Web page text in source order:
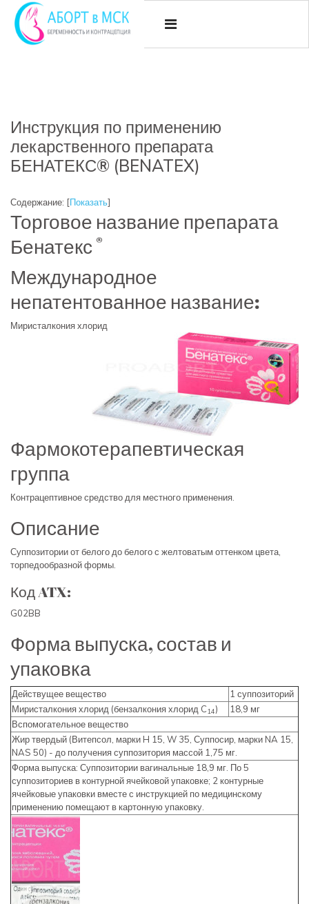
Инструкция по применению
лекарственного препарата
БЕНАТЕКС® (BENATEX)
Содержание: [Показать]
Торговое название препарата
Бенатекс ®
Международное
непатентованное название:
Миристалкония хлорид
Фармокотерапевтическая
группа
Контрацептивное средство для местного применения.
Описание
Суппозитории от белого до белого с желтоватым оттенком цвета,
торпедообразной формы.
Код ATX:
G02BB
Форма выпуска, состав и
упаковка
Действущее вещество
1 суппозиторий
Миристалкония хлорид (бензалкония хлорид C14)
18,9 мг
Вспомогательное вещество
Жир твердый (Витепсол, марки H 15, W 35, Суппосир, марки NA 15,
NAS 50) - до получения суппозитория массой 1,75 мг.
Форма выпуска: Суппозитории вагинальные 18,9 мг. По 5
суппозиториев в контурной ячейковой упаковке; 2 контурные
ячейковые упаковки вместе с инструкцией по медицинскому
применению помещают в картонную упаковку.